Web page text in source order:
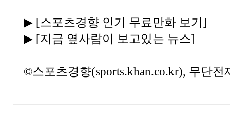
▶ [스포츠경향 인기 무료만화 보기]
▶ [지금 옆사람이 보고있는 뉴스]
©스포츠경향(sports.khan.co.kr), 무단전